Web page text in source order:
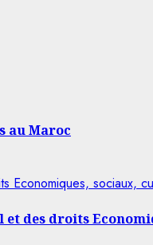
au Maroc
Economiques, sociaux,
des droits